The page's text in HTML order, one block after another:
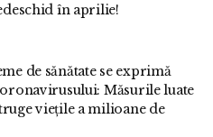
în aprilie!
de sănătate se exprimă
Măsurile luate
viețile a milioane de